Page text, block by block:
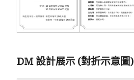
DM 設計展示 (對折示意圖)